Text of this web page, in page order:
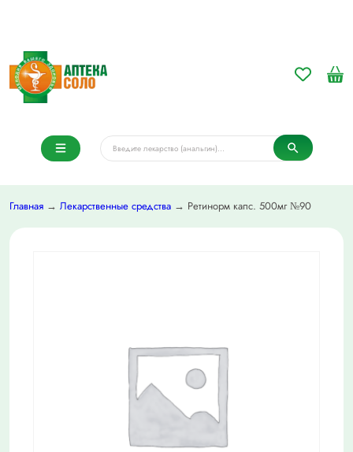
Главная → Лекарственные средства → Ретинорм капс. 500мг №90